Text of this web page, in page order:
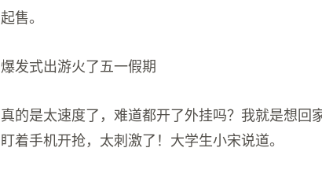
起售。
爆发式出游火了五一假期
真的是太速度了，难道都开了外挂吗？我就是想回
盯着手机开抢，太刺激了！大学生小宋说道。